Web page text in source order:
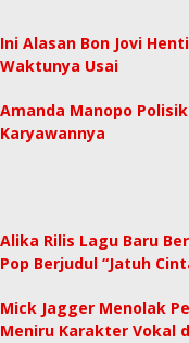
Ini Alasan Bon Jovi
Waktunya Usai
Amanda Manopo
Karyawannya
Alika Rilis Lagu Baru
Pop Berjudul “Jatuh
Mick Jagger Menolak
Meniru Karakter Vokal